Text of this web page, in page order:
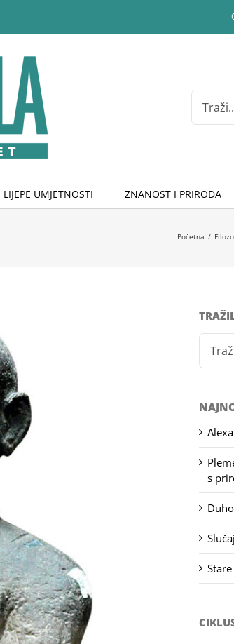
Search
for:
LIJEPE UMJETNOSTI ZNANOST I PRIRODA
Početna /
for:
s